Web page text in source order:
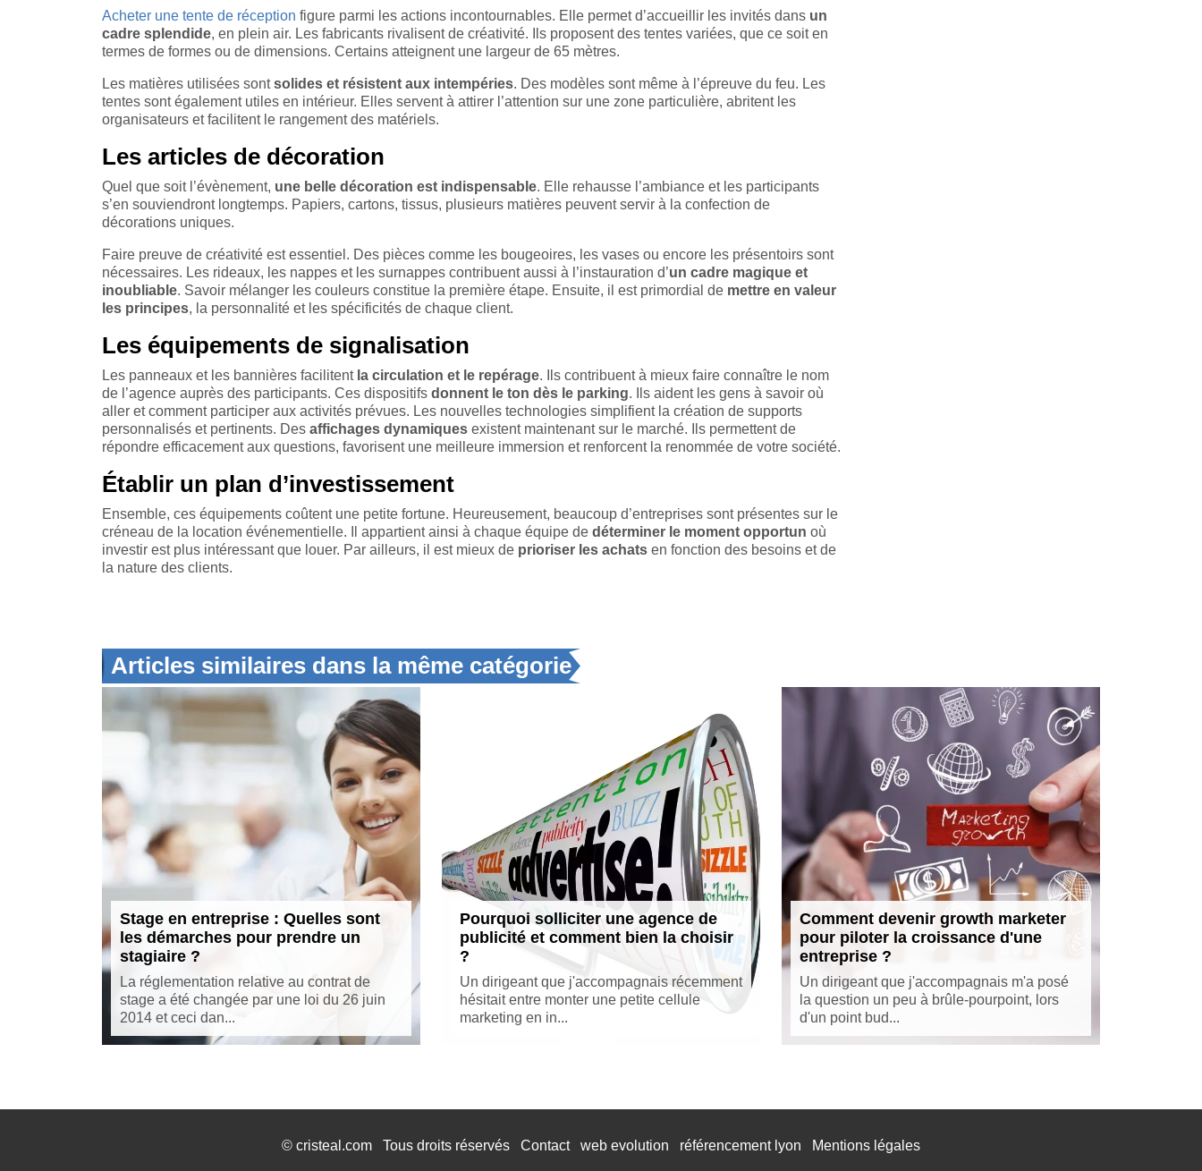
Acheter une tente de réception figure parmi les actions incontournables. Elle permet d’accueillir les invités dans un
cadre splendide, en plein air. Les fabricants rivalisent de créativité. Ils proposent des tentes variées, que ce soit en
termes de formes ou de dimensions. Certains atteignent une largeur de 65 mètres.
Les matières utilisées sontsolides et résistent aux intempéries. Des modèles sont même à l’épreuve du feu. Les
tentes sont également utiles en intérieur. Elles servent à attirer l’attention sur une zone particulière, abritent les
organisateurs et facilitent le rangement des matériels.
Les articles de décoration
Quel que soit l’évènement, une belle décoration est indispensable. Elle rehausse l’ambiance et les participants
s’en souviendront longtemps. Papiers, cartons, tissus, plusieurs matières peuvent servir à la confection de
décorations uniques.
Faire preuve de créativité est essentiel. Des pièces comme les bougeoires, les vases ou encore les présentoirs sont
nécessaires. Les rideaux, les nappes et les surnappes contribuent aussi à l’instauration d’un cadre magique et
inoubliable. Savoir mélanger les couleurs constitue la première étape. Ensuite, il est primordial de mettre en valeur
les principes, la personnalité et les spécificités de chaque client.
Les équipements de signalisation
Les panneaux et les bannières facilitent la circulation et le repérage. Ils contribuent à mieux faire connaître le nom
de l’agence auprès des participants. Ces dispositifs donnent le ton dès le parking. Ils aident les gens à savoir où
aller et comment participer aux activités prévues. Les nouvelles technologies simplifient la création de supports
personnalisés et pertinents. Des affichages dynamiques existent maintenant sur le marché. Ils permettent de
répondre efficacement aux questions, favorisent une meilleure immersion et renforcent la renommée de votre société.
Établir un plan d’investissement
Ensemble, ces équipements coûtent une petite fortune. Heureusement, beaucoup d’entreprises sont présentes sur le
créneau de la location événementielle. Il appartient ainsi à chaque équipe de déterminer le moment opportun où
investir est plus intéressant que louer. Par ailleurs, il est mieux de prioriser les achats en fonction des besoins et de
la nature des clients.
Articles similaires dans la même catégorie
Stage en entreprise : Quelles sont
les démarches pour prendre un
stagiaire ?
La réglementation relative au contrat de
stage a été changée par une loi du 26 juin
2014 et ceci dan...
Pourquoi solliciter une agence de
publicité et comment bien la choisir
?
Un dirigeant que j'accompagnais récemment
hésitait entre monter une petite cellule
marketing en in...
Comment devenir growth marketer
pour piloter la croissance d'une
entreprise ?
Un dirigeant que j'accompagnais m'a posé
la question un peu à brûle-pourpoint, lors
d'un point bud...
© cristeal.com Tous droits réservés Contact web evolution référencement lyon Mentions légales